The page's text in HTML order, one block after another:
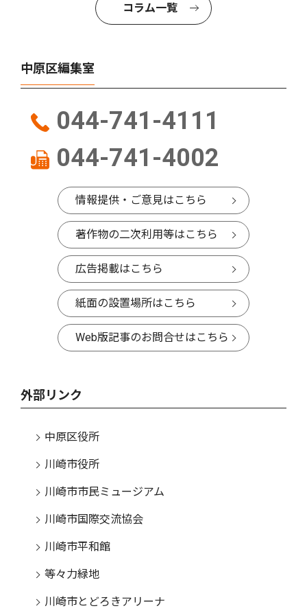
コラム一覧
中原区編集室
044-741-4111
044-741-4002
情報提供・ご意見はこちら
著作物の二次利用等はこちら
広告掲載はこちら
紙面の設置場所はこちら
Web版記事のお問合せはこちら
外部リンク
中原区役所
川崎市役所
川崎市市民ミュージアム
川崎市国際交流協会
川崎市平和館
等々力緑地
川崎市とどろきアリーナ